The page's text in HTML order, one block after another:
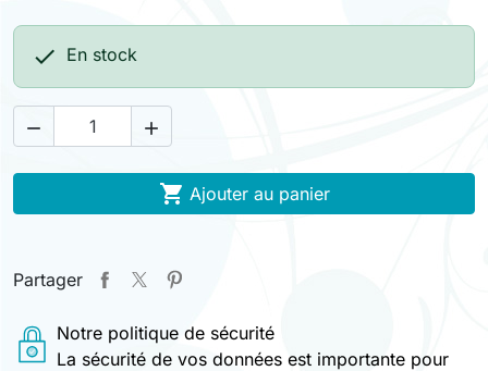
 En stock
 
 Ajouter au panier
Partager
Notre politique de sécurité
La sécurité de vos données est importante pour